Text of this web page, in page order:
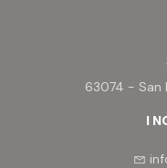
63074 - San
I